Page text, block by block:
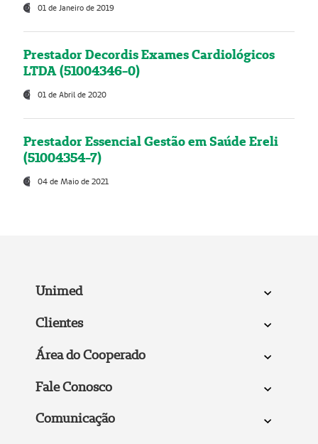
01 de Janeiro de 2019
Prestador Decordis Exames Cardiológicos
LTDA (51004346-0)
01 de Abril de 2020
Prestador Essencial Gestão em Saúde Ereli
(51004354-7)
04 de Maio de 2021
Unimed
Clientes
Área do Cooperado
Fale Conosco
Comunicação